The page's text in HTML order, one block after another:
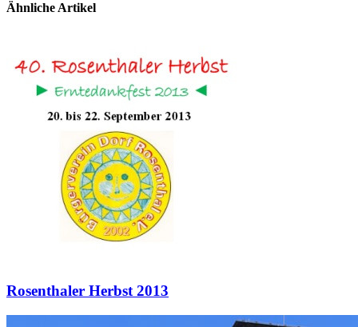
Ähnliche Artikel
Rosenthaler Herbst 2013